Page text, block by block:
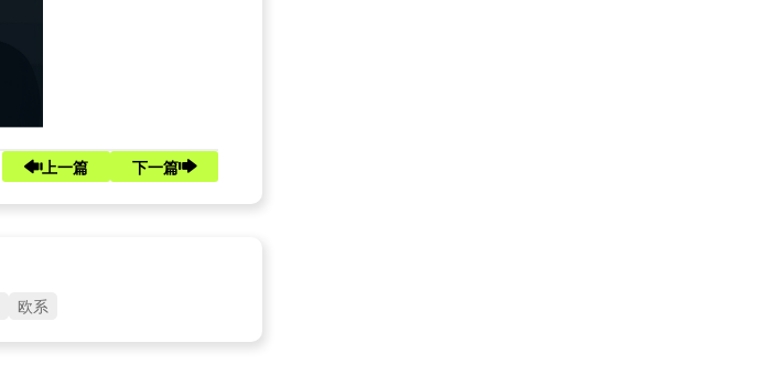
上一篇 下一篇
欧系